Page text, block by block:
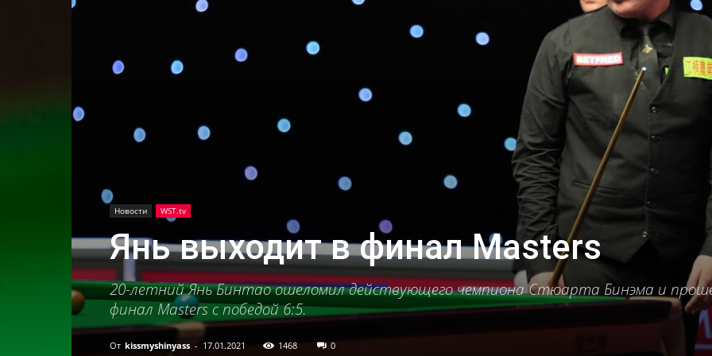
Новости WST.tv
Янь выходит в финал Masters
20-летний Янь Бинтао ошеломил действующего чемпиона Стюарта Бинэма и
финал Masters с победой 6:5.
От kissmyshinyass - 17.01.2021 1468 0